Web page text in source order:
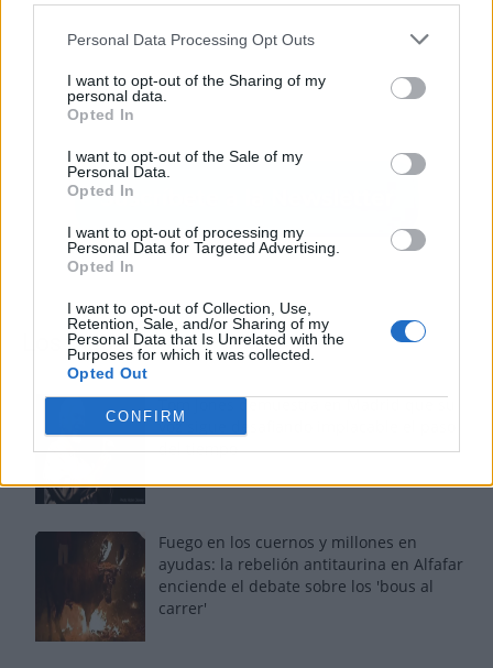
Personal Data Processing Opt Outs
I want to opt-out of the Sharing of my
personal data.
Opted In
I want to opt-out of the Sale of my
Personal Data.
Opted In
I want to opt-out of processing my
Personal Data for Targeted Advertising.
Opted In
I want to opt-out of Collection, Use,
Retention, Sale, and/or Sharing of my
Personal Data that Is Unrelated with the
Purposes for which it was collected.
Opted Out
CONFIRM
Los más vistos
Tom Jones demuestra en Madrid que su
voz sigue desafiando implacable el paso
del tiempo
Fuego en los cuernos y millones en
ayudas: la rebelión antitaurina en Alfafar
enciende el debate sobre los 'bous al
carrer'